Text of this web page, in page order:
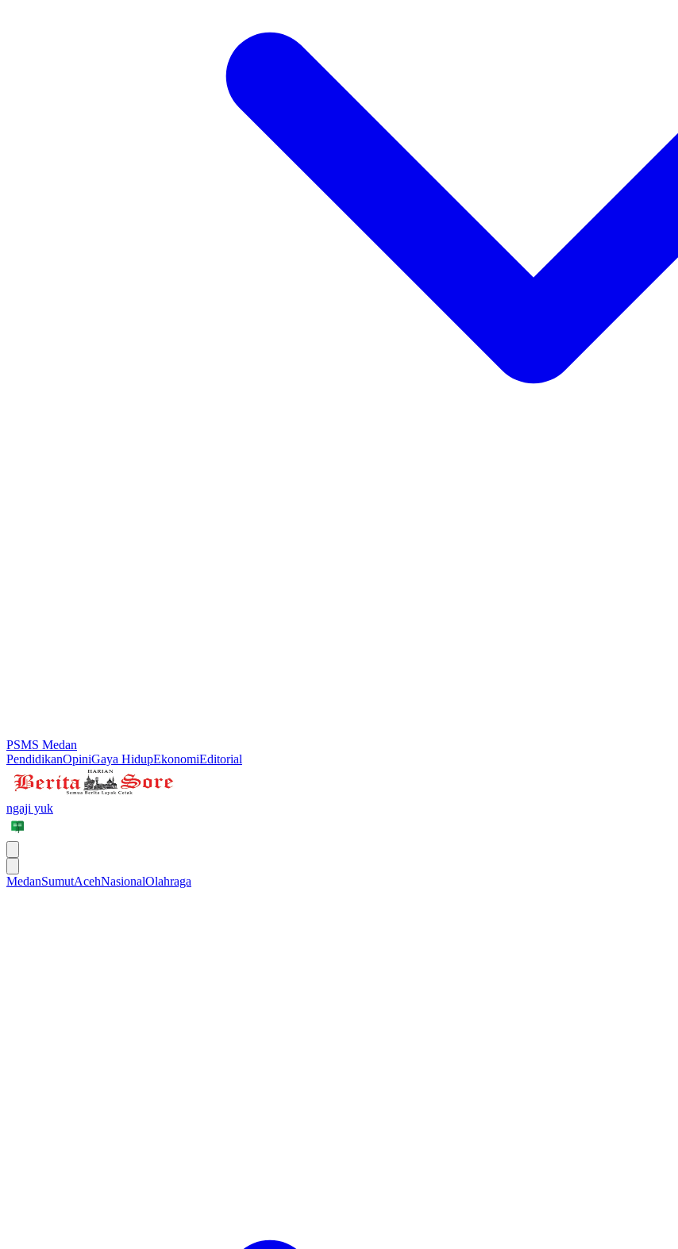
PSMS Medan
PendidikanOpiniGaya HidupEkonomiEditorial
ngaji yuk
MedanSumutAcehNasionalOlahraga